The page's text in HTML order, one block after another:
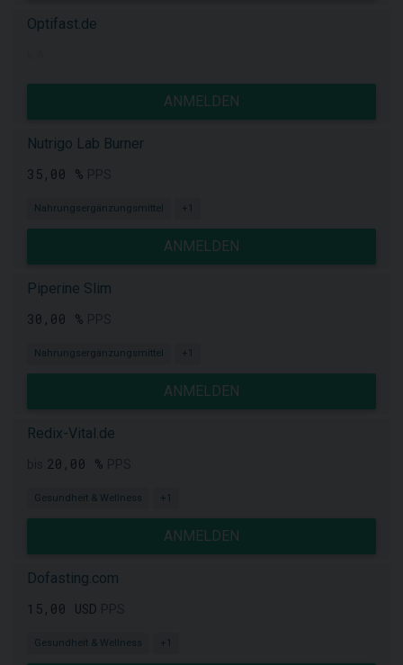
Optifast.de
ANMELDEN
Nutrigo Lab Burner
35,00 %
Nahrungsergänzungsmittel +1
ANMELDEN
Piperine Slim
30,00 %
Nahrungsergänzungsmittel +1
ANMELDEN
Redix-Vital.de
20,00 %
Gesundheit & Wellness +1
ANMELDEN
Dofasting.com
15,00 USD
Gesundheit & Wellness +1